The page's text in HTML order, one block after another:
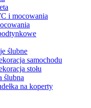
i mocowania
ślubne
samochodu
stołu
ślubna
na koperty